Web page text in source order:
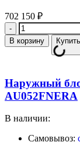
702 150 ₽
Количество
В корзину
Наружный
AU052FNERA
В наличии:
Самовывоз: